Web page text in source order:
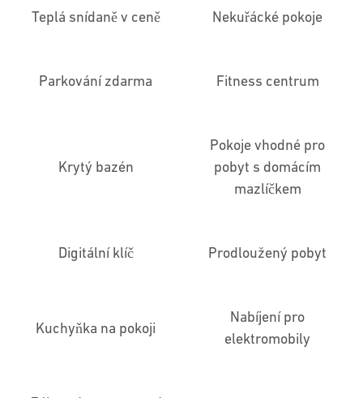
Teplá snídaně v ceně Nekuřácké pokoje
Parkování zdarma Fitness centrum
Krytý bazén
Pokoje vhodné pro
pobyt s domácím
mazlíčkem
Digitální klíč Prodloužený pobyt
Kuchyňka na pokoji
Nabíjení pro
elektromobily